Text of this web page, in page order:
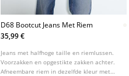
D68 Bootcut Jeans Met Riem
35,99 €
Jeans met halfhoge taille en riemlussen.
Voorzakken en opgestikte zakken achter.
Afneembare riem in dezelfde kleur met